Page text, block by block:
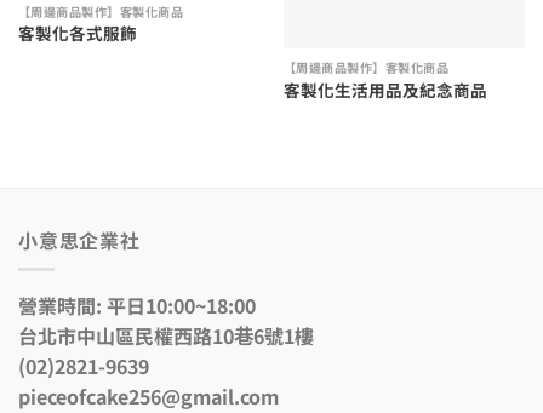
【周邊商品製作】客製化商品
客製化各式服飾
【周邊商品製作】客製化商品
客製化生活用品及紀念商品
小意思企業社
營業時間: 平日10:00~18:00
台北市中山區民權西路10巷6號1樓
(02)2821-9639
pieceofcake256@gmail.com